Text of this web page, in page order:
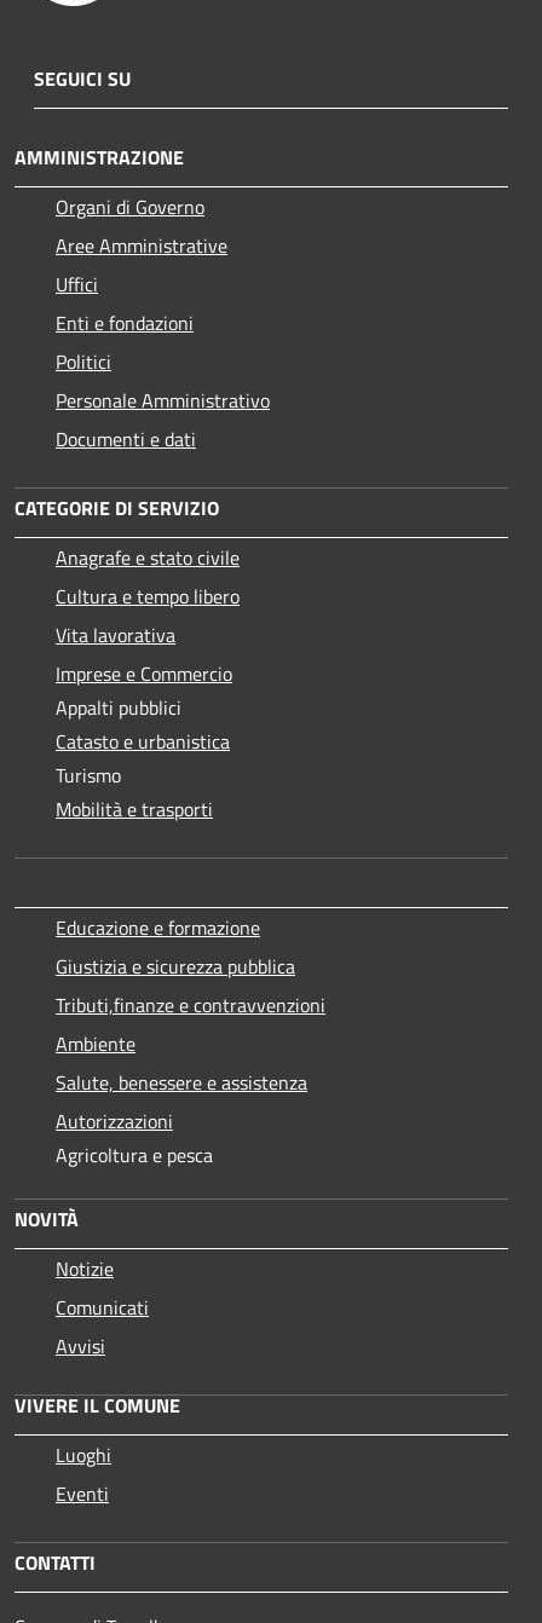
SEGUICI SU
AMMINISTRAZIONE
Organi di Governo
Aree Amministrative
Uffici
Enti e fondazioni
Politici
Personale Amministrativo
Documenti e dati
CATEGORIE DI SERVIZIO
Anagrafe e stato civile
Cultura e tempo libero
Vita lavorativa
Imprese e Commercio
Appalti pubblici
Catasto e urbanistica
Turismo
Mobilità e trasporti
Educazione e formazione
Giustizia e sicurezza pubblica
Tributi,finanze e contravvenzioni
Ambiente
Salute, benessere e assistenza
Autorizzazioni
Agricoltura e pesca
NOVITÀ
Notizie
Comunicati
Avvisi
VIVERE IL COMUNE
Luoghi
Eventi
CONTATTI